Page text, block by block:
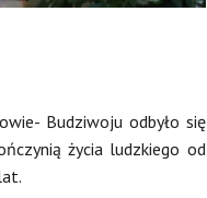
Budziwoju odbyło się
życia ludzkiego od